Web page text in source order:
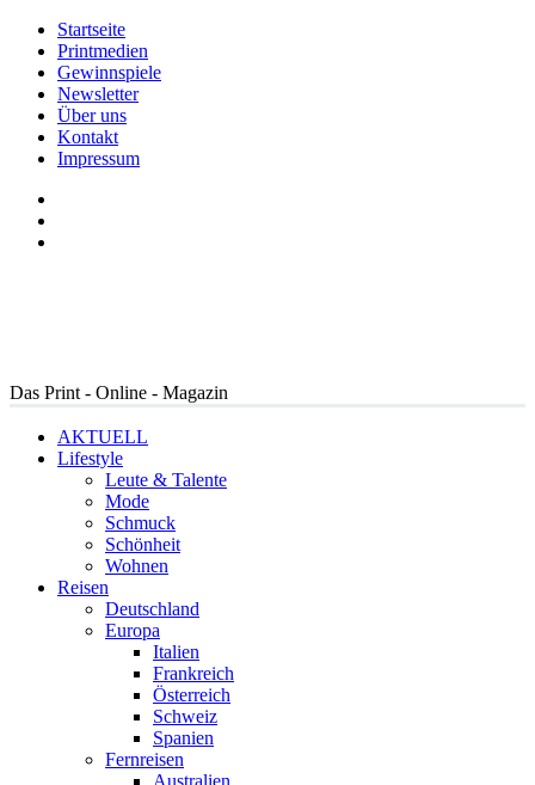
Startseite
Printmedien
Gewinnspiele
Newsletter
Über uns
Kontakt
Impressum
Das Print - Online - Magazin
AKTUELL
Lifestyle
Leute & Talente
Mode
Schmuck
Schönheit
Wohnen
Reisen
Deutschland
Europa
Italien
Frankreich
Österreich
Schweiz
Spanien
Fernreisen
Australien